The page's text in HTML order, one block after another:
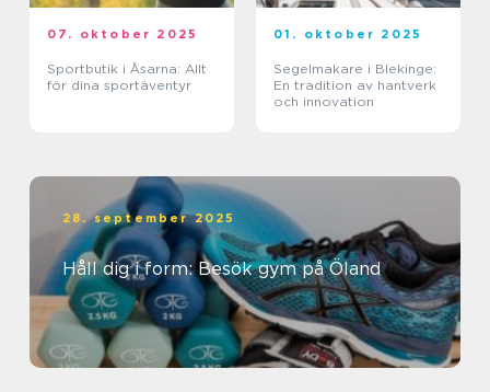
07. oktober 2025
Sportbutik i Åsarna: Allt
för dina sportäventyr
01. oktober 2025
Segelmakare i Blekinge:
En tradition av hantverk
och innovation
28. september 2025
Håll dig i form: Besök gym på Öland